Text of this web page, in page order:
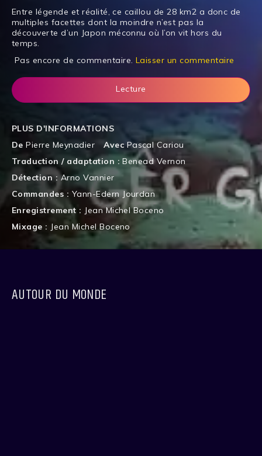
Entre légende et réalité, ce caillou de 28 km2 a donc de
multiples facettes dont la moindre n’est pas la
découverte d’un Japon méconnu où l’on vit hors du
temps.
Pas encore de commentaire. Laisser un commentaire
Lecture
PLUS D'INFORMATIONS
De Pierre Meynadier Avec Pascal Cariou
Traduction / adaptation :Benead Vernon
Détection :Arno Vannier
Commandes : Yann-Edern Jourdan
Enregistrement : Jean Michel Boceno
Mixage : Jean Michel Boceno
AUTOUR DU MONDE